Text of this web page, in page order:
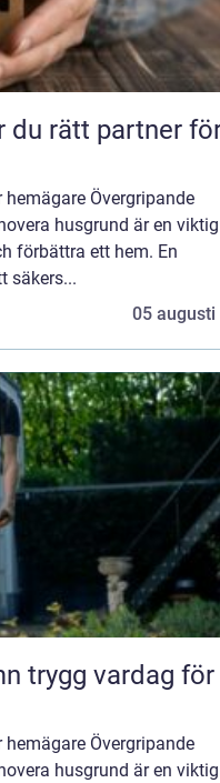
du rätt partner
Övergripande
husgrund är en
förbättra ett hem. En
säkers...
05 augusti
Övergripande
husgrund är en